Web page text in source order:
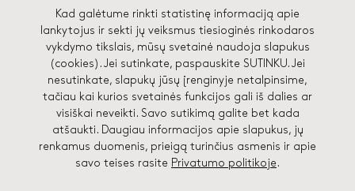
57 EDGES STUDIJA
Lydos g. 4-71, 01133 Vilnius
hello@57edges.com
+370 682 41748
Kad galėtume rinkti statistinę informaciją apie
lankytojus ir sekti jų veiksmus tiesioginės rinkodaros
vykdymo tikslais, mūsų svetainė naudoja slapukus
(cookies). Jei sutinkate, paspauskite SUTINKU. Jei
nesutinkate, slapukų jūsų įrenginyje netalpinsime,
tačiau kai kurios svetainės funkcijos gali iš dalies ar
visiškai neveikti. Savo sutikimą galite bet kada
atšaukti. Daugiau informacijos apie slapukus, jų
renkamus duomenis, prieigą turinčius asmenis ir apie
savo teises rasite Privatumo politikoje .